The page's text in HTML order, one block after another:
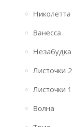
Николетта
Ванесса
Незабудка
Листочки 2
Листочки 1
Волна